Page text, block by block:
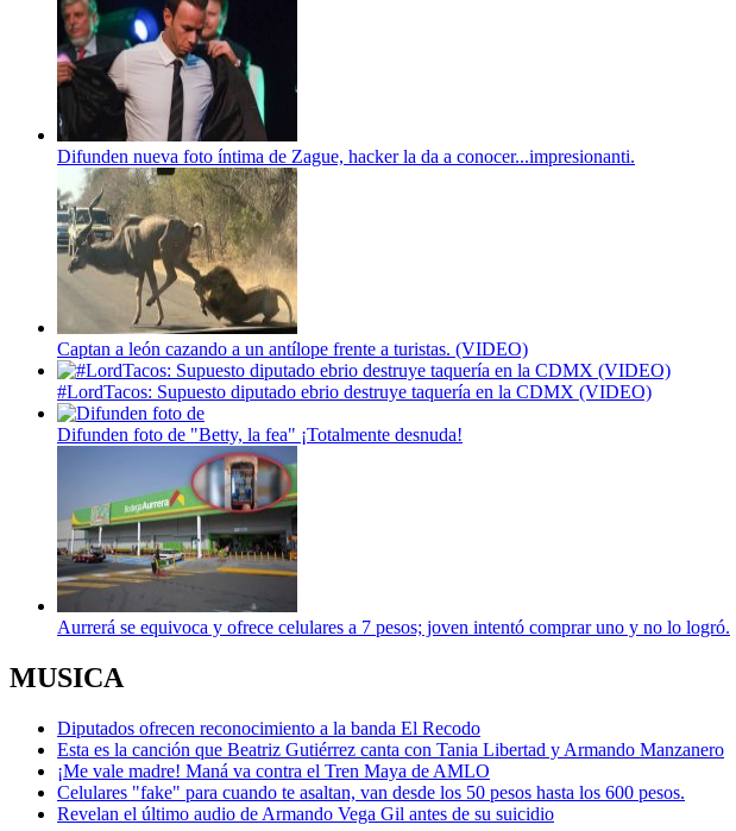
Difunden nueva foto íntima de Zague, hacker la da a conocer...impresionanti.
Captan a león cazando a un antílope frente a turistas. (VIDEO)
#LordTacos: Supuesto diputado ebrio destruye taquería en la CDMX (VIDEO)
Difunden foto de "Betty, la fea" ¡Totalmente desnuda!
Aurrerá se equivoca y ofrece celulares a 7 pesos; joven intentó comprar uno y no lo logró.
MUSICA
Diputados ofrecen reconocimiento a la banda El Recodo
Esta es la canción que Beatriz Gutiérrez canta con Tania Libertad y Armando Manzanero
¡Me vale madre! Maná va contra el Tren Maya de AMLO
Celulares "fake" para cuando te asaltan, van desde los 50 pesos hasta los 600 pesos.
Revelan el último audio de Armando Vega Gil antes de su suicidio